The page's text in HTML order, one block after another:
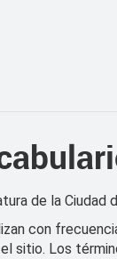
de la Ciudad
con
sitio. Los